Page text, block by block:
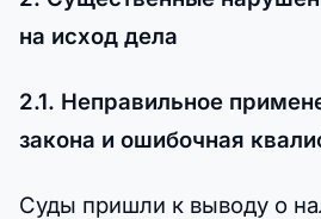
на исход дела
2.1. Неправильное
закона и ошибочная
Суды пришли к выводу о